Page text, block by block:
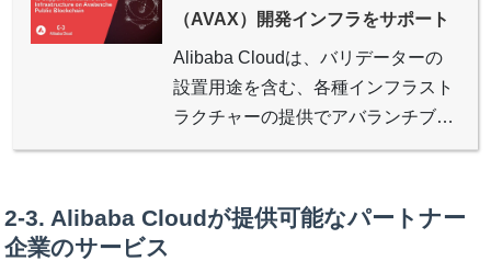
（AVAX）開発インフラをサポート
Alibaba Cloudは、バリデーターの
設置用途を含む、各種インフラスト
ラクチャーの提供でアバランチブロ
ックチェーンをサポートすることを
2-3. Alibaba Cloudが提供可能なパートナー
企業のサービス